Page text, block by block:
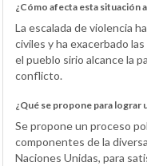
¿Cómo afecta esta situación
La escalada de violencia
civiles y ha exacerbado
el pueblo sirio alcance la
conflicto.
¿Qué se propone para lograr
Se propone un proceso
componentes de la
Naciones Unidas, para